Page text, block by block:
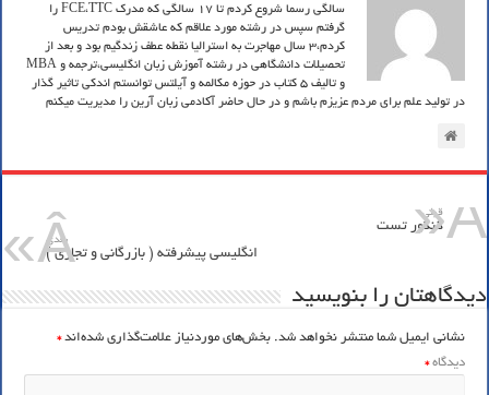
سالگی رسما شروع کردم تا 17 سالگی که مدرک FCE،TTC را
گرفتم سپس در رشته مورد علاقم که عاشقش بودم تدریس
کردم،3 سال مهاجرت به استرالیا نقطه عطف زندگیم بود و بعد از
تحصیلات دانشگاهی در رشته آموزش زبان انگلیسی،ترجمه و MBA
و تالیف 5 کتاب در حوزه مکالمه و آیلتس توانستم اندکی تاثیر گذار
در تولید علم برای مردم عزیزم باشم و در حال حاضر آکادمی زبان آرین را مدیریت میکنم
قبلي
کنکور تست
بعدی
انگلیسی پیشرفته ( بازرگانی و تجاری )
دیدگاهتان را بنویسید
نشانی ایمیل شما منتشر نخواهد شد. بخش‌های موردنیاز علامت‌گذاری شده‌اند*
دیدگاه*